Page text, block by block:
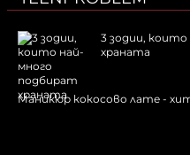
3 зодии,
храната
Маникюр кокосово лате -